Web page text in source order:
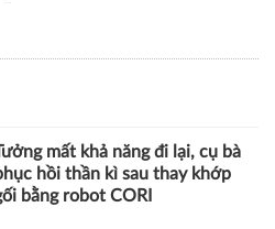
mất khả năng đi lại, cụ bà
hồi thần kì sau thay khớp
bằng robot CORI